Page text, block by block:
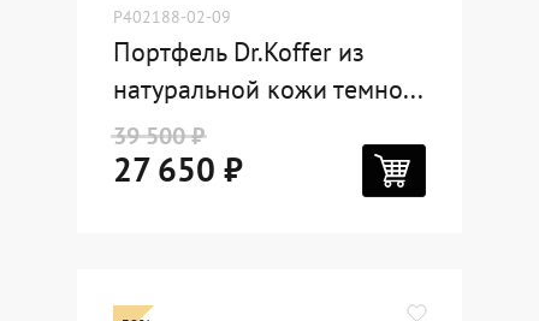
P402188-02-09
Портфель Dr.Koffer из
натуральной кожи темно...
39 500 ₽
27 650 ₽